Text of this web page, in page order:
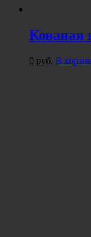
Кованая
0 руб. В